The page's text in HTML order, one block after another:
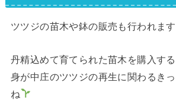
ツツジの苗木や鉢の販売も行われます
丹精込めて育てられた苗木を購入す
身が中庄のツツジの再生に関わるき
ね